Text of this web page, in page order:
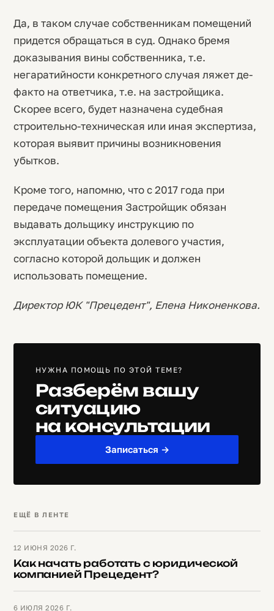
Да, в таком случае собственникам помещений
придется обращаться в суд. Однако бремя
доказывания вины собственника, т.е.
негаратийности конкретного случая ляжет де-
факто на ответчика, т.е. на застройщика.
Скорее всего, будет назначена судебная
строительно-техническая или иная экспертиза,
которая выявит причины возникновения
убытков.
Кроме того, напомню, что с 2017 года при
передаче помещения Застройщик обязан
выдавать дольщику инструкцию по
эксплуатации объекта долевого участия,
согласно которой дольщик и должен
использовать помещение.
Директор ЮК "Прецедент", Елена Никоненкова.
НУЖНА ПОМОЩЬ ПО ЭТОЙ ТЕМЕ?
Разберём вашу
ситуацию
на консультации
Записаться →
ЕЩЁ В ЛЕНТЕ
12 ИЮНЯ 2026 Г.
Как начать работать с юридической
компанией Прецедент?
6 ИЮЛЯ 2026 Г.